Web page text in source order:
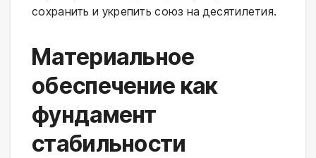
сохранить и укрепить союз на десятилетия.
Материальное
обеспечение как
фундамент
стабильности